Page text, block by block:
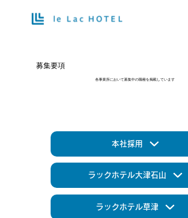
募集要項
各事業所において募集中の職種を掲載しています
本社採用
ラックホテル大津石山
ラックホテル草津